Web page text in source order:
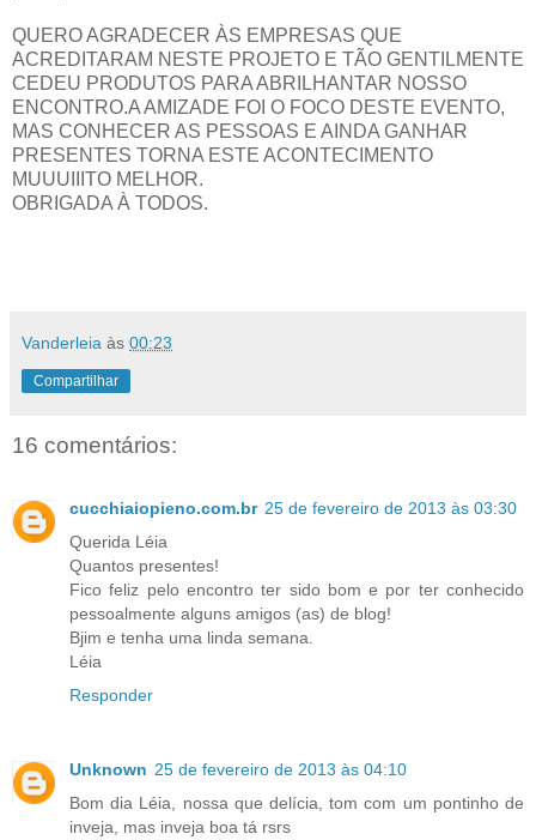
QUERO AGRADECER ÀS EMPRESAS QUE
ACREDITARAM NESTE PROJETO E TÃO GENTILMENTE
CEDEU PRODUTOS PARA ABRILHANTAR NOSSO
ENCONTRO.A AMIZADE FOI O FOCO DESTE EVENTO,
MAS CONHECER AS PESSOAS E AINDA GANHAR
PRESENTES TORNA ESTE ACONTECIMENTO
MUUUIIITO MELHOR.
OBRIGADA À TODOS.
Vanderleia às 00:23
Compartilhar
16 comentários:
cucchiaiopieno.com.br 25 de fevereiro de 2013 às 03:30
Querida Léia
Quantos presentes!
Fico feliz pelo encontro ter sido bom e por ter conhecido
pessoalmente alguns amigos (as) de blog!
Bjim e tenha uma linda semana.
Léia
Responder
Unknown 25 de fevereiro de 2013 às 04:10
Bom dia Léia, nossa que delícia, tom com um pontinho de
inveja, mas inveja boa tá rsrs